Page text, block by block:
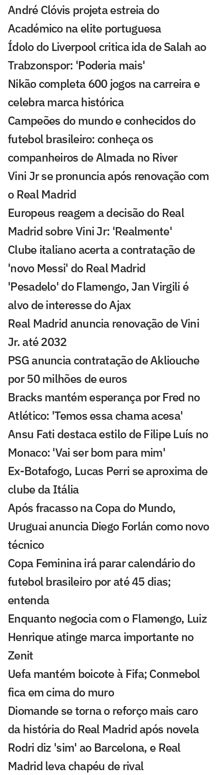
André Clóvis projeta estreia do
Académico na elite portuguesa
Ídolo do Liverpool critica ida de Salah ao
Trabzonspor: 'Poderia mais'
Nikão completa 600 jogos na carreira e
celebra marca histórica
Campeões do mundo e conhecidos do
futebol brasileiro: conheça os
companheiros de Almada no River
Vini Jr se pronuncia após renovação com
o Real Madrid
Europeus reagem a decisão do Real
Madrid sobre Vini Jr: 'Realmente'
Clube italiano acerta a contratação de
'novo Messi' do Real Madrid
'Pesadelo' do Flamengo, Jan Virgili é
alvo de interesse do Ajax
Real Madrid anuncia renovação de Vini
Jr. até 2032
PSG anuncia contratação de Akliouche
por 50 milhões de euros
Bracks mantém esperança por Fred no
Atlético: 'Temos essa chama acesa'
Ansu Fati destaca estilo de Filipe Luís no
Monaco: 'Vai ser bom para mim'
Ex-Botafogo, Lucas Perri se aproxima de
clube da Itália
Após fracasso na Copa do Mundo,
Uruguai anuncia Diego Forlán como novo
técnico
Copa Feminina irá parar calendário do
futebol brasileiro por até 45 dias;
entenda
Enquanto negocia com o Flamengo, Luiz
Henrique atinge marca importante no
Zenit
Uefa mantém boicote à Fifa; Conmebol
fica em cima do muro
Diomande se torna o reforço mais caro
da história do Real Madrid após novela
Rodri diz 'sim' ao Barcelona, e Real
Madrid leva chapéu de rival